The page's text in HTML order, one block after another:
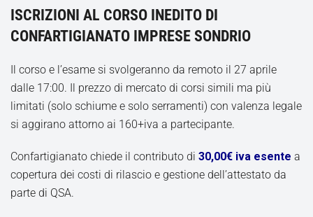
ISCRIZIONI AL CORSO INEDITO DI
CONFARTIGIANATO IMPRESE SONDRIO
Il corso e l’esame si svolgeranno da remoto il 27 aprile
dalle 17:00. Il prezzo di mercato di corsi simili ma più
limitati (solo schiume e solo serramenti) con valenza legale
si aggirano attorno ai 160+iva a partecipante.
Confartigianato chiede il contributo di 30,00€ iva esente a
copertura dei costi di rilascio e gestione dell’attestato da
parte di QSA.